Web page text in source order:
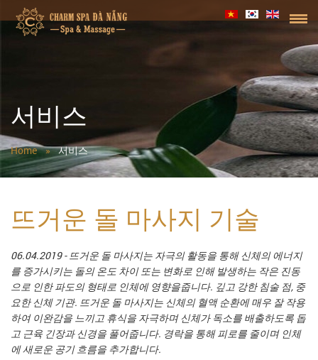
서비스
Home 서비스
뜨거운 돌 마사지 기술
06.04.2019- 뜨거운 돌 마사지는 자극의 활동을 통해 신체의 에너지
를 증가시키는 돌의 온도 차이 또는 변화로 인해 발생하는 작은 진동
으로 인한 파도의 형태로 인체에 영향을줍니다. 깊고 강한 침술 점, 중
요한 신체 기관. 뜨거운 돌 마사지는 신체의 혈액 순환에 매우 잘 작용
하여 이완감을 느끼고 휴식을 자극하며 신체가 독소를 배출하도록 돕
고 근육 긴장과 신경을 풀어줍니다. 경락을 통해 피로를 줄이며 인체
에 새로운 공기 흐름을 추가합니다.